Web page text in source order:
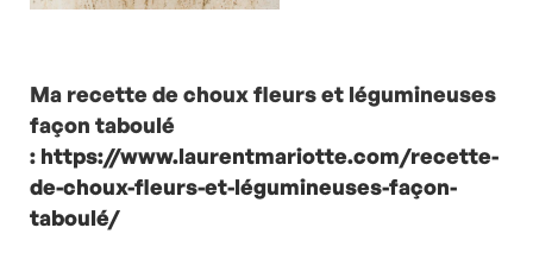
Ma recette de choux fleurs et légumineuses
façon taboulé
: https://www.laurentmariotte.com/recette-
de-choux-fleurs-et-légumineuses-façon-
taboulé/